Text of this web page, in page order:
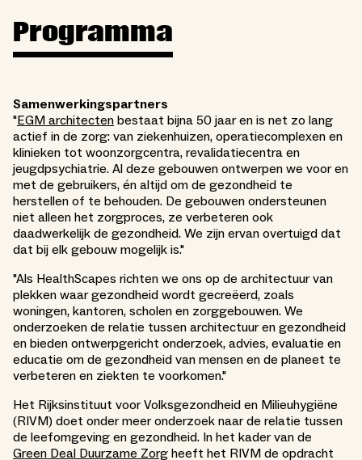
Programma
Samenwerkingspartners
"EGM architecten bestaat bijna 50 jaar en is net zo lang
actief in de zorg: van ziekenhuizen, operatiecomplexen en
klinieken tot woonzorgcentra, revalidatiecentra en
jeugdpsychiatrie. Al deze gebouwen ontwerpen we voor en
met de gebruikers, én altijd om de gezondheid te
herstellen of te behouden. De gebouwen ondersteunen
niet alleen het zorgproces, ze verbeteren ook
daadwerkelijk de gezondheid. We zijn ervan overtuigd dat
dat bij elk gebouw mogelijk is."
"Als HealthScapes richten we ons op de architectuur van
plekken waar gezondheid wordt gecreëerd, zoals
woningen, kantoren, scholen en zorggebouwen. We
onderzoeken de relatie tussen architectuur en gezondheid
en bieden ontwerpgericht onderzoek, advies, evaluatie en
educatie om de gezondheid van mensen en de planeet te
verbeteren en ziekten te voorkomen."
Het Rijksinstituut voor Volksgezondheid en Milieuhygiëne
(RIVM) doet onder meer onderzoek naar de relatie tussen
de leefomgeving en gezondheid. In het kader van de
Green Deal Duurzame Zorg heeft het RIVM de opdracht